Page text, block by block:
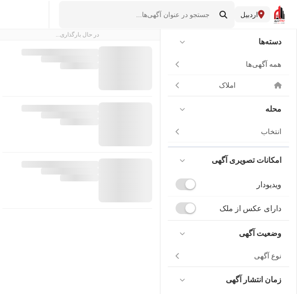
اردبیل
دسته‌ها
همه آگهی‌ها
املاک
محله
انتخاب
امکانات تصویری آگهی
ویدیودار
دارای عکس از ملک
وضعیت آگهی
نوع آگهی
زمان انتشار آگهی
در حال بارگذاری...